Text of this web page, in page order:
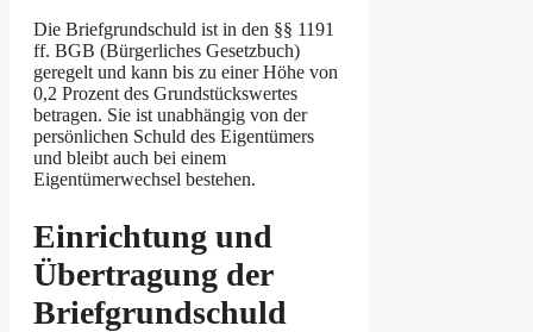
Die Briefgrundschuld ist in den §§ 1191
ff. BGB (Bürgerliches Gesetzbuch)
geregelt und kann bis zu einer Höhe von
0,2 Prozent des Grundstückswertes
betragen. Sie ist unabhängig von der
persönlichen Schuld des Eigentümers
und bleibt auch bei einem
Eigentümerwechsel bestehen.
Einrichtung und
Übertragung der
Briefgrundschuld